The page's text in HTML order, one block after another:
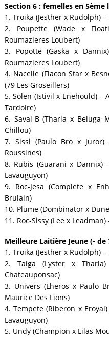
Section 6 : femelles en
1. Troika (Jesther x Rudolph)
2. Poupette (Wade x
Roumazieres Loubert)
3. Popotte (Gaska x
Roumazieres Loubert)
4. Nacelle (Flacon Star x
(79 Les Groseillers)
5. Solen (Istivil x Enehould) –
Tardoire)
6. Saval-B (Tharla x Beluga
Chillou)
7. Sissi (Paulo Bro x
Roussines)
8. Rubis (Guarani x Dannix)
Lavauguyon)
9. Roc-Jesa (Complete x
Brulain)
10. Plume (Dombinator x
11. Roc-Sissy (Lee x
Meilleure Laitière Jeune (- de
1. Troika (Jesther x Rudolph)
2. Taiga (Lyster x
Chateauponsac)
3. Univers (Lheros x Paulo
Maurice Des Lions)
4. Tempete (Riberon x
Lavauguyon)
5. Undy (Champion x Lilas